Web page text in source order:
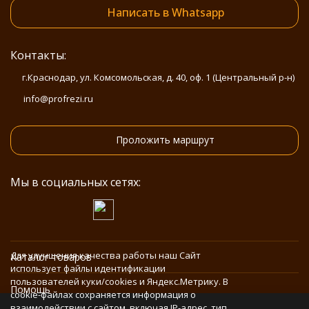
Написать в Whatsapp
Контакты:
г.Краснодар, ул. Комсомольская, д. 40, оф. 1 (Центральный р-н)
info@profrezi.ru
Проложить маршрут
Мы в социальных сетях:
Каталог товаров
Помощь
Для улучшения качества работы наш Сайт
использует файлы идентификации
пользователей куки/cookies и Яндекс.Метрику. В
cookie-файлах сохраняется информация о